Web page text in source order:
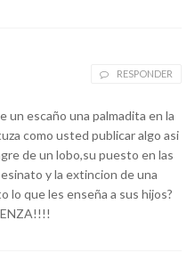
RESPONDER
un escaño una palmadita en la
como usted publicar algo asi
de un lobo,su puesto en las
y la extincion de una
lo que les enseña a sus hijos?